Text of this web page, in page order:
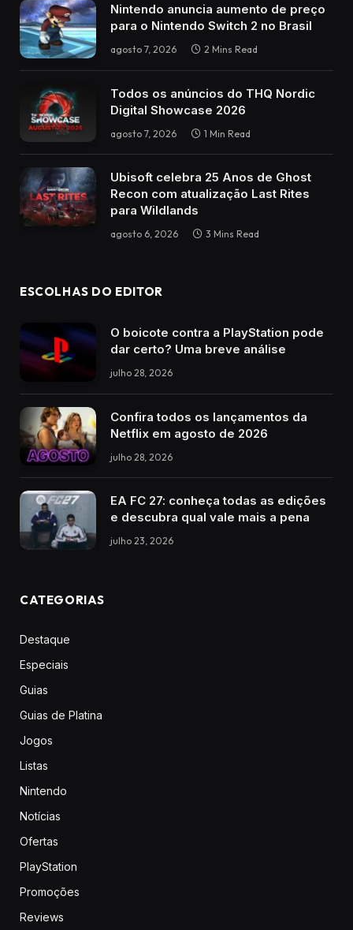
Nintendo anuncia aumento de preço
para o Nintendo Switch 2 no Brasil
agosto 7, 2026 2 Mins Read
Todos os anúncios do THQ Nordic
Digital Showcase 2026
agosto 7, 2026 1 Min Read
Ubisoft celebra 25 Anos de Ghost
Recon com atualização Last Rites
para Wildlands
agosto 6, 2026 3 Mins Read
ESCOLHAS DO EDITOR
O boicote contra a PlayStation pode
dar certo? Uma breve análise
julho 28, 2026
Confira todos os lançamentos da
Netflix em agosto de 2026
julho 28, 2026
EA FC 27: conheça todas as edições
e descubra qual vale mais a pena
julho 23, 2026
CATEGORIAS
Destaque
Especiais
Guias
Guias de Platina
Jogos
Listas
Nintendo
Notícias
Ofertas
PlayStation
Promoções
Reviews